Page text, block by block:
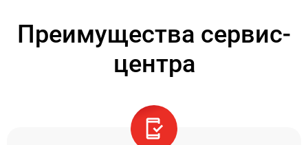
Преимущества сервис-
центра